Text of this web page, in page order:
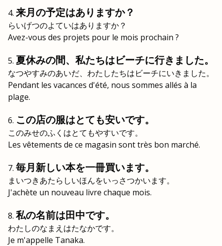
来月の予定はありますか？
らいげつのよていはありますか？
Avez-vous des projets pour le mois prochain ?
夏休みの間、私たちはビーチに行きました。
なつやすみのあいだ、わたしたちはビーチにいきました。
Pendant les vacances d'été, nous sommes allés à la
plage.
この店の服はとても安いです。
このみせのふくはとてもやすいです。
Les vêtements de ce magasin sont très bon marché.
毎月新しい本を一冊買います。
まいつきあたらしいほんをいっさつかいます。
J'achète un nouveau livre chaque mois.
私の名前は田中です。
わたしのなまえはたなかです。
Je m'appelle Tanaka.